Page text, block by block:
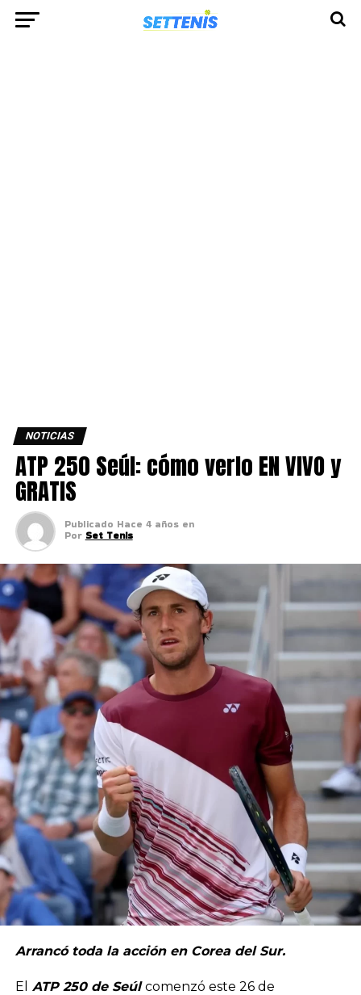
NOTICIAS
ATP 250 Seúl: cómo verlo EN VIVO y
GRATIS
Publicado Hace 4 años en
Por Set Tenis
Arrancó toda la acción en Corea del Sur.
El ATP 250 de Seúlcomenzó este 26 de